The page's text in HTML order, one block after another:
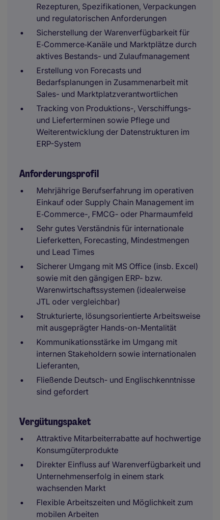
Rezepturen, Spezifikationen, Verpackungen
und regulatorischen Anforderungen
Sicherstellung der Warenverfügbarkeit für
E‑Commerce‑Kanäle und Marktplätze durch
aktives Bestands- und Zulaufmanagement
Erstellung von Forecasts und
Bedarfsplanungen in Zusammenarbeit mit
Sales- und Marktplatzverantwortlichen
Tracking von Produktions-, Verschiffungs-
und Lieferterminen sowie Pflege und
Weiterentwicklung der Datenstrukturen im
ERP-System
Anforderungsprofil
Mehrjährige Berufserfahrung im operativen
Einkauf oder Supply Chain Management im
E‑Commerce-, FMCG- oder Pharmaumfeld
Sehr gutes Verständnis für internationale
Lieferketten, Forecasting, Mindestmengen
und Lead Times
Sicherer Umgang mit MS Office (insb. Excel)
sowie mit den gängigen ERP- bzw.
Warenwirtschaftssystemen (idealerweise
JTL oder vergleichbar)
Strukturierte, lösungsorientierte Arbeitsweise
mit ausgeprägter Hands-on-Mentalität
Kommunikationsstärke im Umgang mit
internen Stakeholdern sowie internationalen
Lieferanten,
Fließende Deutsch- und Englischkenntnisse
sind gefordert
Vergütungspaket
Attraktive Mitarbeiterrabatte auf hochwertige
Konsumgüterprodukte
Direkter Einfluss auf Warenverfügbarkeit und
Unternehmenserfolg in einem stark
wachsenden Markt
Flexible Arbeitszeiten und Möglichkeit zum
mobilen Arbeiten